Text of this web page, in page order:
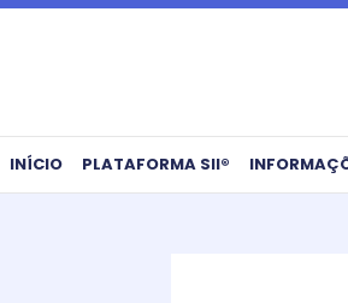
Ir
INÍCIO PLATAFORMA SII®